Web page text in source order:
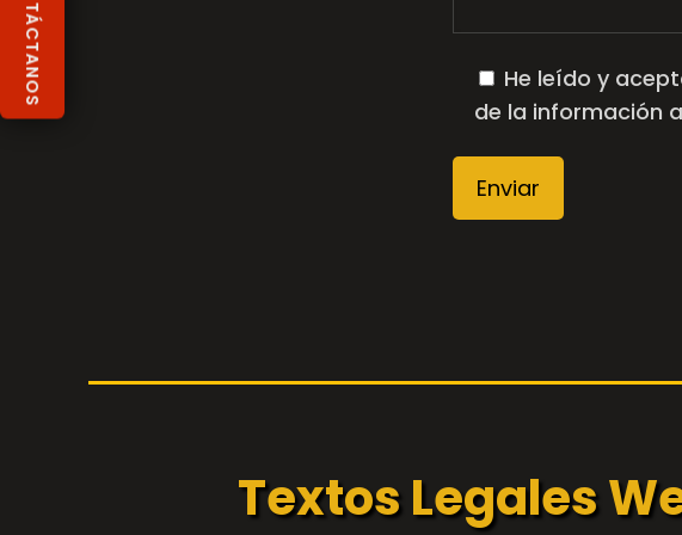
He leído y
de la información
Textos Legales